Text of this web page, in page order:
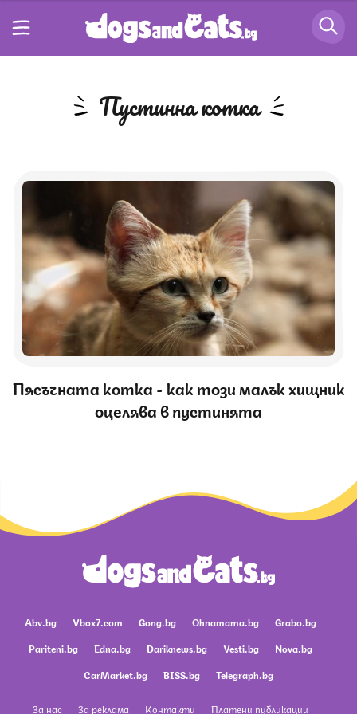
пустинна котка
Пясъчната котка - как този малък хищник
оцелява в пустинята
Abv.bg Vbox7.com Gong.bg Ohnamama.bg
Grabo.bg
Pariteni.bg
Edna.bg Dariknews.bg Vesti.bg
Nova.bg
CarMarket.bg
BISS.bg Telegraph.bg
За нас За реклама Контакти Платени публикации